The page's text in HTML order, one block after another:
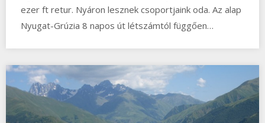
ezer ft retur. Nyáron lesznek csoportjaink oda. Az alap
Nyugat-Grúzia 8 napos út létszámtól függően…